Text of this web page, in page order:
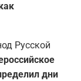
Русской
дни